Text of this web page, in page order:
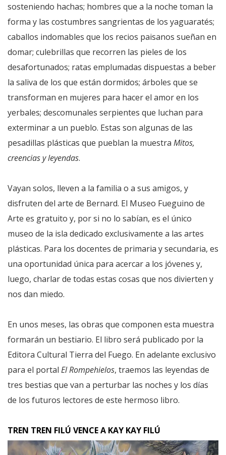
sosteniendo hachas; hombres que a la noche toman la
forma y las costumbres sangrientas de los yaguaratés;
caballos indomables que los recios paisanos sueñan en
domar; culebrillas que recorren las pieles de los
desafortunados; ratas emplumadas dispuestas a beber
la saliva de los que están dormidos; árboles que se
transforman en mujeres para hacer el amor en los
yerbales; descomunales serpientes que luchan para
exterminar a un pueblo. Estas son algunas de las
pesadillas plásticas que pueblan la muestra Mitos,
creencias y leyendas.
Vayan solos, lleven a la familia o a sus amigos, y
disfruten del arte de Bernard. El Museo Fueguino de
Arte es gratuito y, por si no lo sabían, es el único
museo de la isla dedicado exclusivamente a las artes
plásticas. Para los docentes de primaria y secundaria, es
una oportunidad única para acercar a los jóvenes y,
luego, charlar de todas estas cosas que nos divierten y
nos dan miedo.
En unos meses, las obras que componen esta muestra
formarán un bestiario. El libro será publicado por la
Editora Cultural Tierra del Fuego. En adelante exclusivo
para el portal El Rompehielos, traemos las leyendas de
tres bestias que van a perturbar las noches y los días
de los futuros lectores de este hermoso libro.
TREN TREN FILÚ VENCE A KAY KAY FILÚ